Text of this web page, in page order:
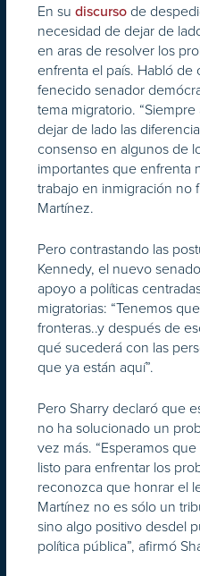
En su discurso de
necesidad de dejar de
en aras de resolver los
enfrenta el país. Habló de
fenecido senador
tema migratorio.
dejar de lado las
consenso en algunos de
importantes que enfrenta
trabajo en inmigración no
Martínez.
Pero contrastando las
Kennedy, el nuevo
apoyo a políticas
migratorias: “Tenemos
fronteras..y después de
qué sucederá con las
que ya están aquí”.
Pero Sharry declaró que
no ha solucionado un
vez más. “Esperamos
listo para enfrentar los
reconozca que honrar el
Martínez no es sólo un
sino algo positivo desdel
política pública”, afirmó